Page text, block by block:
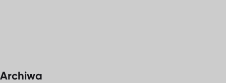
Archiwa